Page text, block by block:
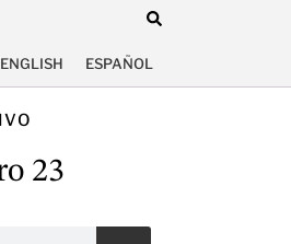
ENGLISH ESPAÑOL
23